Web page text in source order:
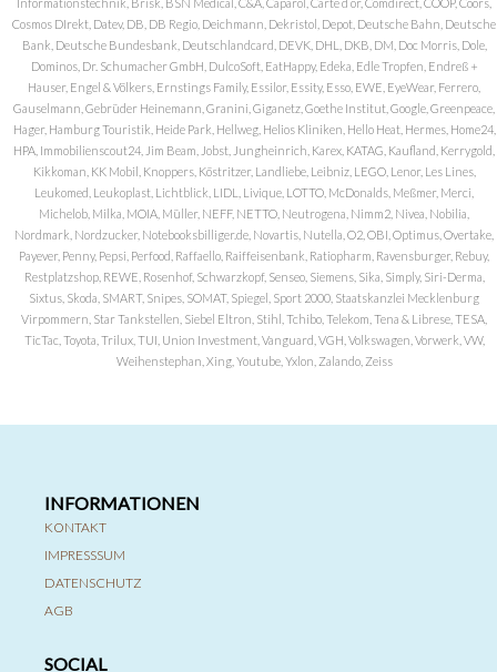
Cosmos DIrekt, Datev, DB, DB Regio, Deichmann, Dekristol, Depot, Deutsche Bahn, Deutsche
Bank, Deutsche Bundesbank, Deutschlandcard, DEVK, DHL, DKB, DM, Doc Morris, Dole,
Dominos, Dr. Schumacher GmbH, DulcoSoft, EatHappy, Edeka, Edle Tropfen, Endreß +
Hauser, Engel & Völkers, Ernstings Family, Essilor, Essity, Esso, EWE, EyeWear, Ferrero,
Gauselmann, Gebrüder Heinemann, Granini, Giganetz, Goethe Institut, Google, Greenpeace,
Hager, Hamburg Touristik, Heide Park, Hellweg, Helios Kliniken, Hello Heat, Hermes, Home24,
HPA, Immobilienscout24, Jim Beam, Jobst, Jungheinrich, Karex, KATAG, Kaufland, Kerrygold,
Kikkoman, KK Mobil, Knoppers, Köstritzer, Landliebe, Leibniz, LEGO, Lenor, Les Lines,
Leukomed, Leukoplast, Lichtblick, LIDL, Livique, LOTTO, McDonalds, Meßmer, Merci,
Michelob, Milka, MOIA, Müller, NEFF, NETTO, Neutrogena, Nimm2, Nivea, Nobilia,
Nordmark, Nordzucker, Notebooksbilliger.de, Novartis, Nutella, O2, OBI, Optimus, Overtake,
Payever, Penny, Pepsi, Perfood, Raffaello, Raiffeisenbank, Ratiopharm, Ravensburger, Rebuy,
Restplatzshop, REWE, Rosenhof, Schwarzkopf, Senseo, Siemens, Sika, Simply, Siri-Derma,
Sixtus, Skoda, SMART, Snipes, SOMAT, Spiegel, Sport 2000, Staatskanzlei Mecklenburg
Virpommern, Star Tankstellen, Siebel Eltron, Stihl, Tchibo, Telekom, Tena & Librese, TESA,
TicTac, Toyota, Trilux, TUI, Union Investment, Vanguard, VGH, Volkswagen, Vorwerk, VW,
Weihenstephan, Xing, Youtube, Yxlon, Zalando, Zeiss
INFORMATIONEN
KONTAKT
IMPRESSSUM
DATENSCHUTZ
AGB
SOCIAL